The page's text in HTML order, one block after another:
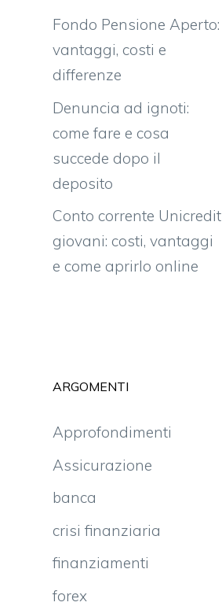
Fondo Pensione Aperto:
vantaggi, costi e
differenze
Denuncia ad ignoti:
come fare e cosa
succede dopo il
deposito
Conto corrente Unicredit
giovani: costi, vantaggi
e come aprirlo online
ARGOMENTI
Approfondimenti
Assicurazione
banca
crisi finanziaria
finanziamenti
forex